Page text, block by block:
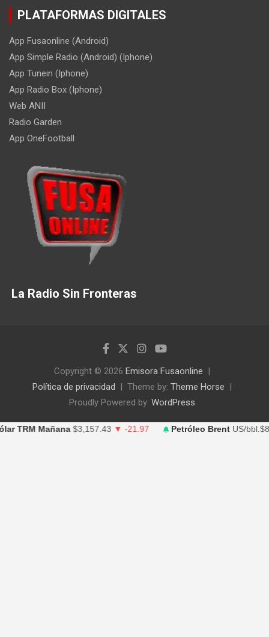
PLATAFORMAS DIGITALES
App Fusaonline (Android)
App Simple Radio (Android) (Iphone)
App Tunein (Iphone)
App Radio Box (Iphone)
Web ANII
Radio Garden
App OneFootball
La Radio Sin Fronteras
Copyright © 2026 Emisora Fusaonline
Política de privacidad
Theme by: Theme Horse
Proudly Powered by: WordPress
Mañana $3,157.43 ▼ -21.97 Petróleo Brent US/